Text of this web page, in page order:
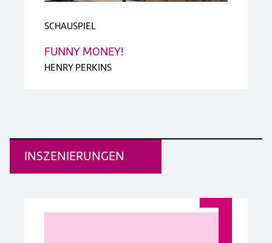
SCHAUSPIEL
FUNNY MONEY!
HENRY PERKINS
INSZENIERUNGEN